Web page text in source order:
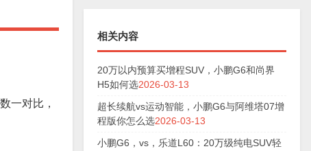
一对比，
相关内容
20万以内预算买增程SUV，小鹏G6和尚界
H5如何选2026-03-13
超长续航vs运动智能，小鹏G6与阿维塔07增
程版你怎么选2026-03-13
小鹏G6，vs，乐道L60：20万级纯电SUV轻